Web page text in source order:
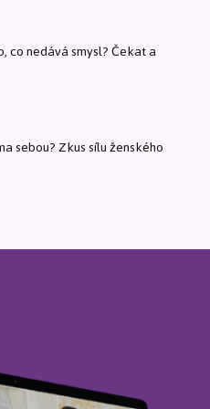
co nedává smysl? Čekat a
sebou? Zkus sílu ženského